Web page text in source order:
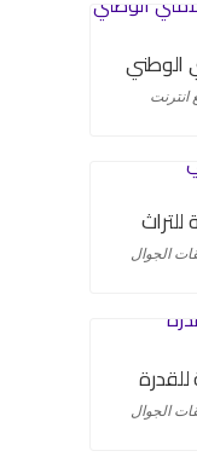
الوطني
انترنت
الجوال
الجوال